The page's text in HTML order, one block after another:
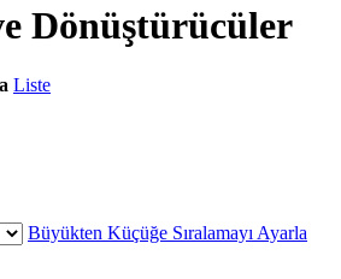
Dönüştürücüler
Liste
Büyükten Küçüğe Sıralamayı Ayarla